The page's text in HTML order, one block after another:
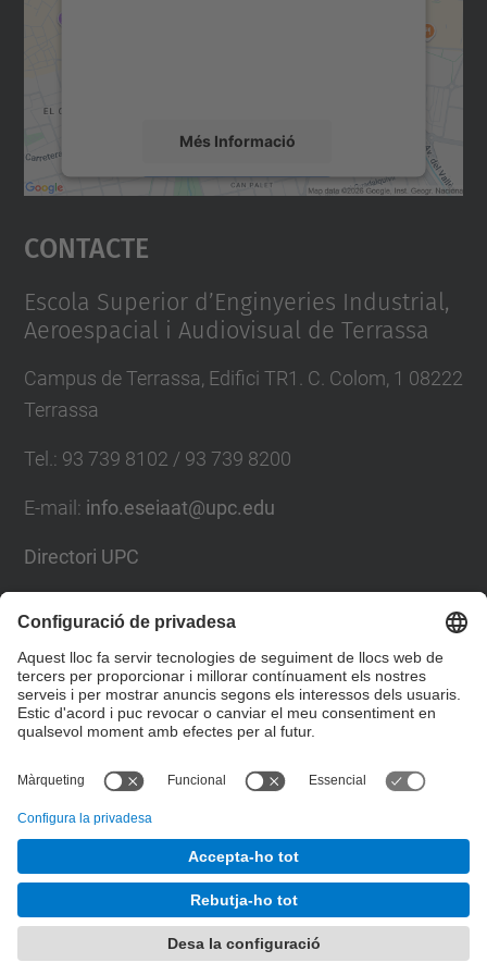
Més Informació
Accepta
powered by
Contacte
Escola Superior d’Enginyeries Industrial,
Aeroespacial i Audiovisual de Terrassa
Campus de Terrassa, Edifici TR1. C. Colom, 1 08222
Terrassa
Tel. : 93 739 8102 / 93 739 8200
E-mail: info.eseiaat@upc.edu
Directori UPC
Llista Xarxes Socials
© UPCEscola Superior d’Enginyeries Industrial,
Aeroespacial i Audiovisual de Terrassa. ESEIAAT
Desenvolupat amb